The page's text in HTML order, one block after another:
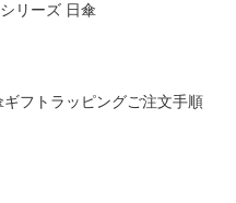
リーズ 日傘
フトラッピングご注文手順